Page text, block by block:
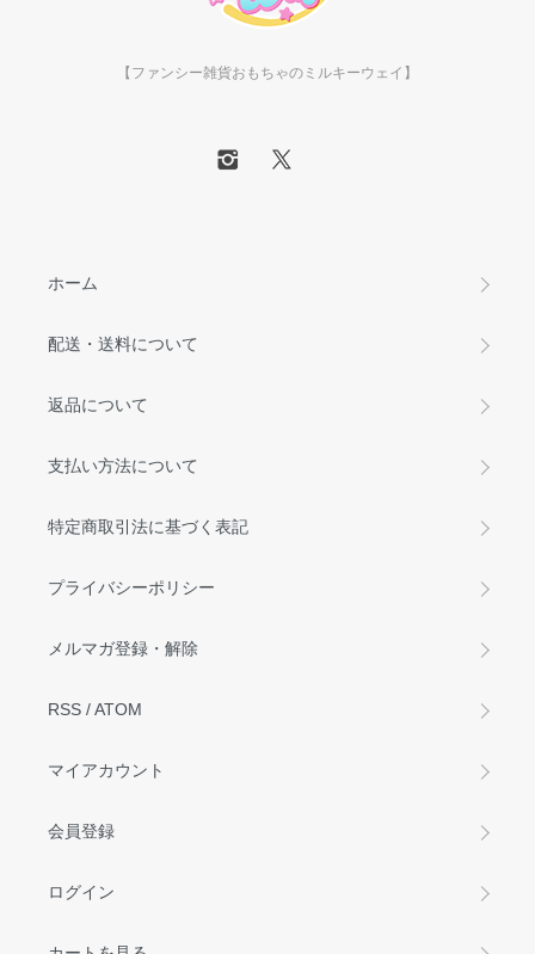
【ファンシー雑貨おもちゃのミルキーウェイ】
ホーム
配送・送料について
返品について
支払い方法について
特定商取引法に基づく表記
プライバシーポリシー
メルマガ登録・解除
RSS /ATOM
マイアカウント
会員登録
ログイン